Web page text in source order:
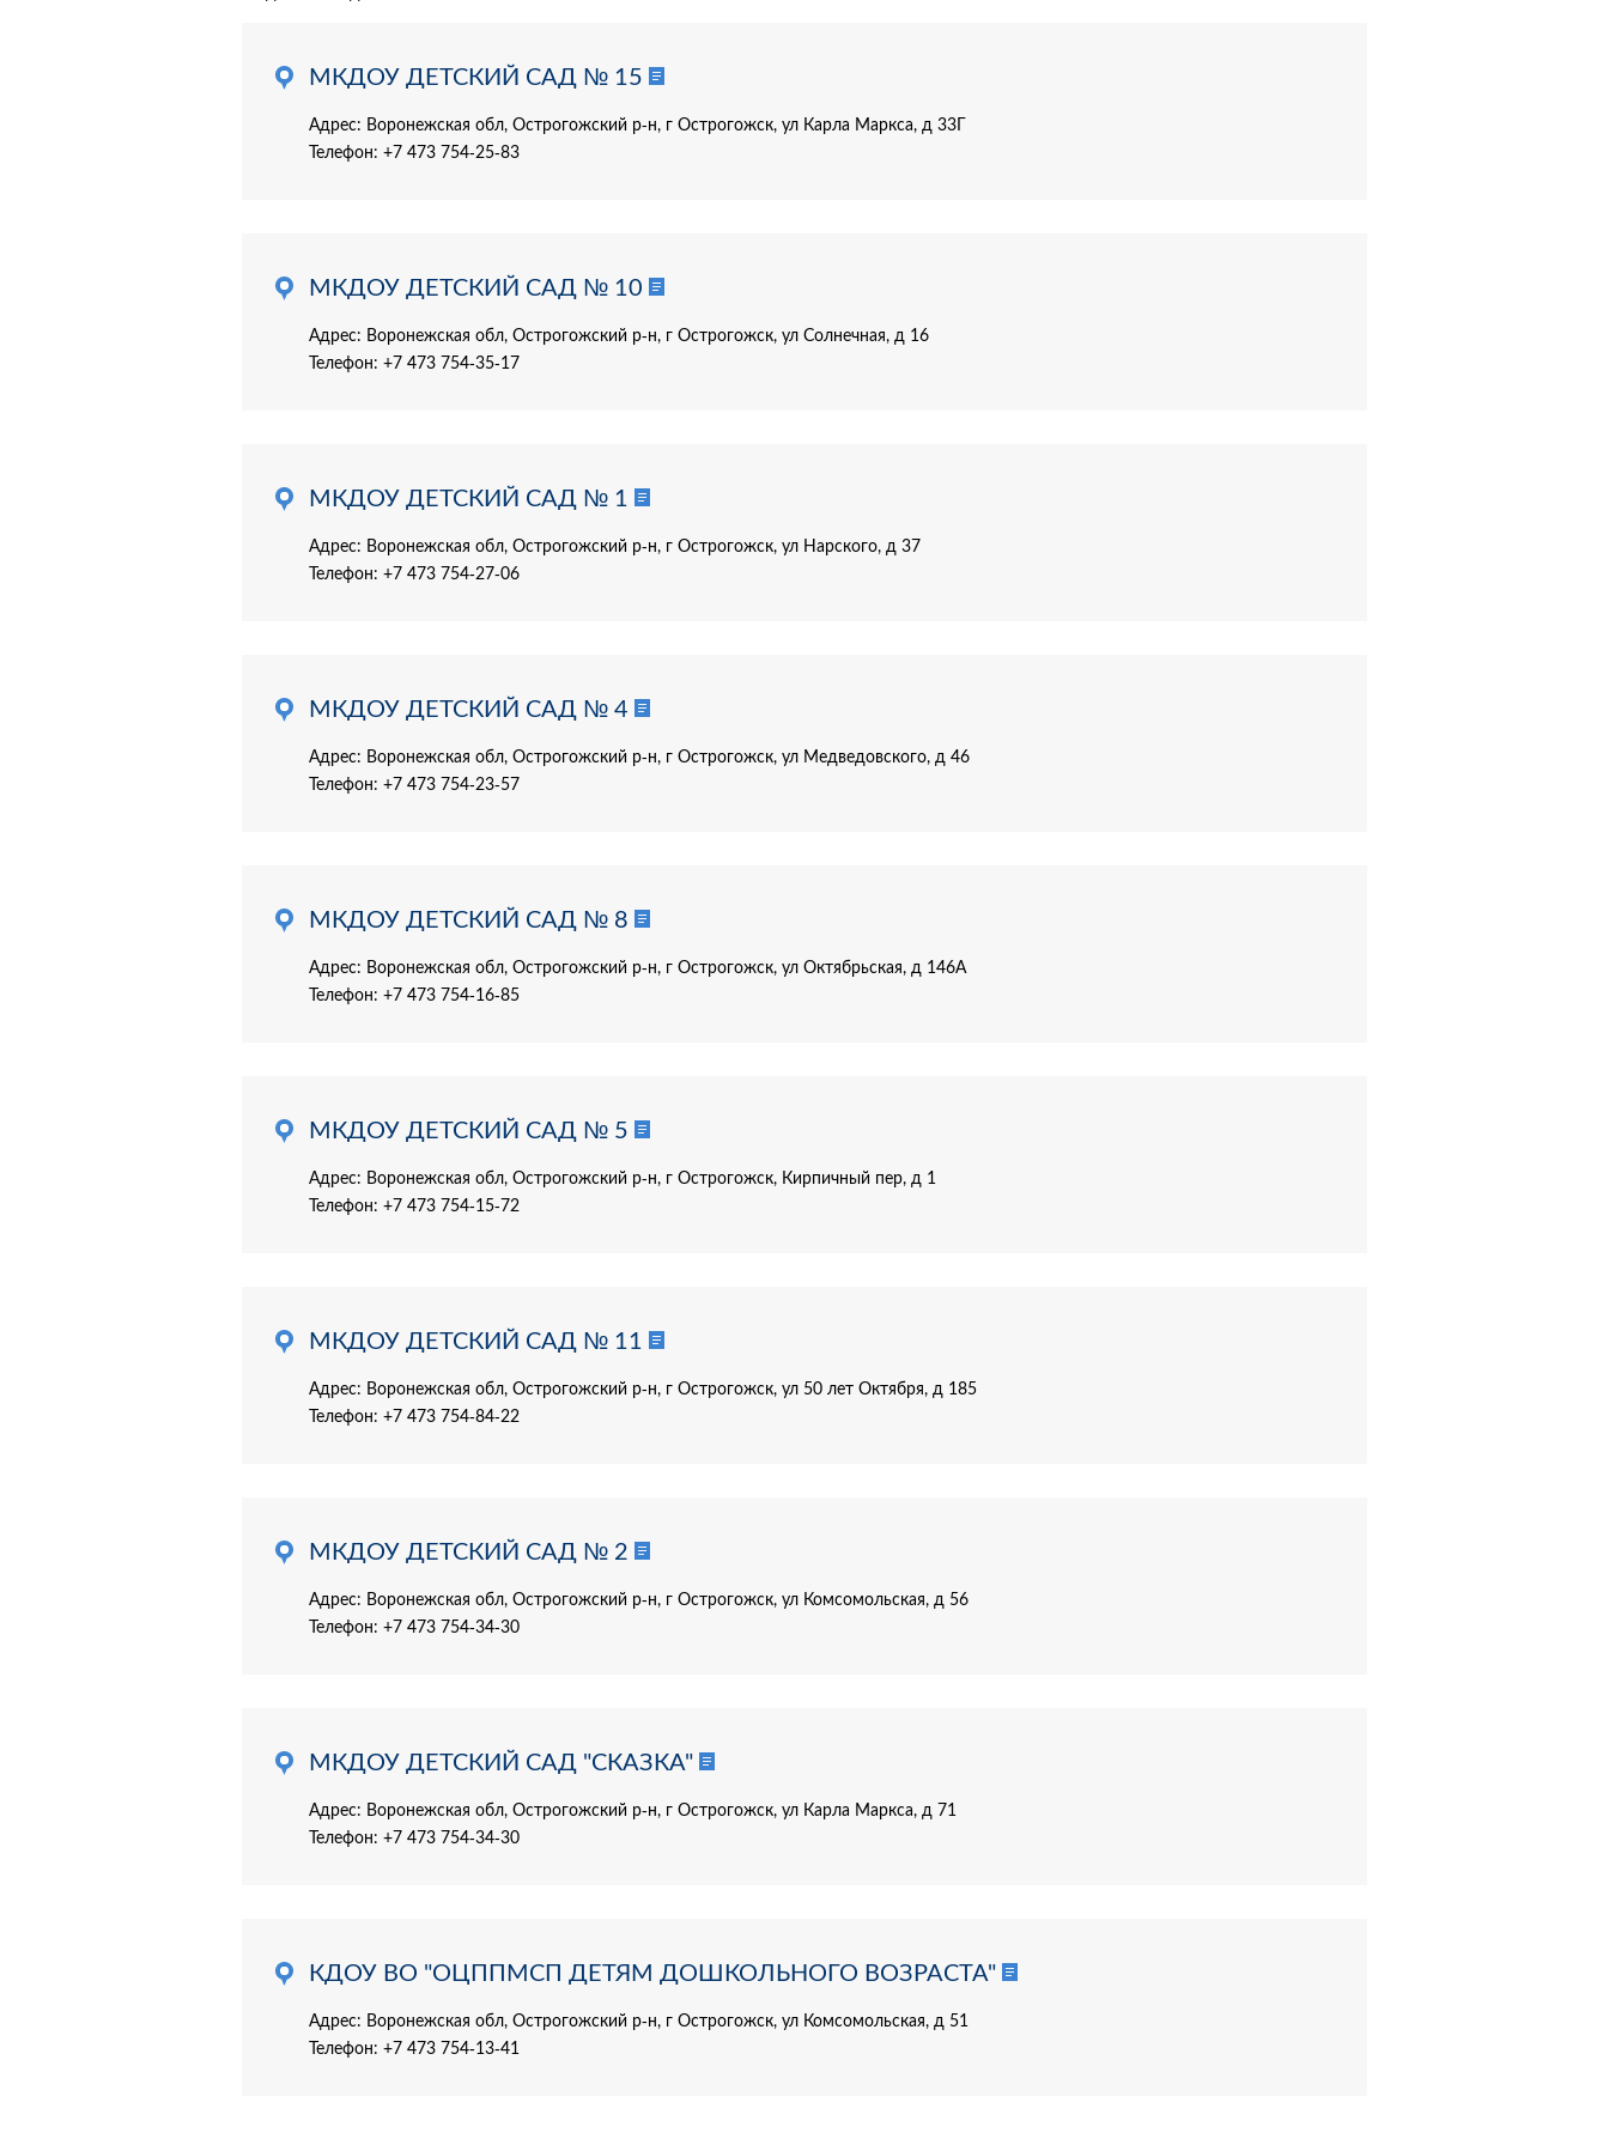
МКДОУ ДЕТСКИЙ САД № 15
Адрес: Воронежская обл, Острогожский р-н, г Острогожск, ул Карла Маркса, д 33Г
Телефон: +7 473 754-25-83
МКДОУ ДЕТСКИЙ САД № 10
Адрес: Воронежская обл, Острогожский р-н, г Острогожск, ул Солнечная, д 16
Телефон: +7 473 754-35-17
МКДОУ ДЕТСКИЙ САД № 1
Адрес: Воронежская обл, Острогожский р-н, г Острогожск, ул Нарского, д 37
Телефон: +7 473 754-27-06
МКДОУ ДЕТСКИЙ САД № 4
Адрес: Воронежская обл, Острогожский р-н, г Острогожск, ул Медведовского, д 46
Телефон: +7 473 754-23-57
МКДОУ ДЕТСКИЙ САД № 8
Адрес: Воронежская обл, Острогожский р-н, г Острогожск, ул Октябрьская, д 146А
Телефон: +7 473 754-16-85
МКДОУ ДЕТСКИЙ САД № 5
Адрес: Воронежская обл, Острогожский р-н, г Острогожск, Кирпичный пер, д 1
Телефон: +7 473 754-15-72
МКДОУ ДЕТСКИЙ САД № 11
Адрес: Воронежская обл, Острогожский р-н, г Острогожск, ул 50 лет Октября, д 185
Телефон: +7 473 754-84-22
МКДОУ ДЕТСКИЙ САД № 2
Адрес: Воронежская обл, Острогожский р-н, г Острогожск, ул Комсомольская, д 56
Телефон: +7 473 754-34-30
МКДОУ ДЕТСКИЙ САД "СКАЗКА"
Адрес: Воронежская обл, Острогожский р-н, г Острогожск, ул Карла Маркса, д 71
Телефон: +7 473 754-34-30
КДОУ ВО "ОЦППМСП ДЕТЯМ ДОШКОЛЬНОГО ВОЗРАСТА"
Адрес: Воронежская обл, Острогожский р-н, г Острогожск, ул Комсомольская, д 51
Телефон: +7 473 754-13-41